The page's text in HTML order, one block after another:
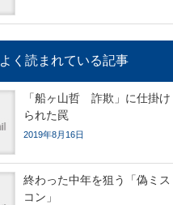
よく読まれている記事
「船ヶ山哲 詐欺」に仕掛け
られた罠
2019年8月16日
終わった中年を狙う「偽ミス
コン」